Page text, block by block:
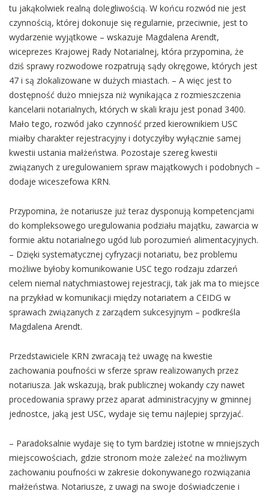
tu jakąkolwiek realną dolegliwością. W końcu rozwód nie jest
czynnością, której dokonuje się regularnie, przeciwnie, jest to
wydarzenie wyjątkowe – wskazuje Magdalena Arendt,
wiceprezes Krajowej Rady Notarialnej, która przypomina, że
dziś sprawy rozwodowe rozpatrują sądy okręgowe, których jest
47 i są zlokalizowane w dużych miastach. – A więc jest to
dostępność dużo mniejsza niż wynikająca z rozmieszczenia
kancelarii notarialnych, których w skali kraju jest ponad 3400.
Mało tego, rozwód jako czynność przed kierownikiem USC
miałby charakter rejestracyjny i dotyczyłby wyłącznie samej
kwestii ustania małżeństwa. Pozostaje szereg kwestii
związanych z uregulowaniem spraw majątkowych i podobnych –
dodaje wiceszefowa KRN.
Przypomina, że notariusze już teraz dysponują kompetencjami
do kompleksowego uregulowania podziału majątku, zawarcia w
formie aktu notarialnego ugód lub porozumień alimentacyjnych.
– Dzięki systematycznej cyfryzacji notariatu, bez problemu
możliwe byłoby komunikowanie USC tego rodzaju zdarzeń
celem niemal natychmiastowej rejestracji, tak jak ma to miejsce
na przykład w komunikacji między notariatem a CEIDG w
sprawach związanych z zarządem sukcesyjnym – podkreśla
Magdalena Arendt.
Przedstawiciele KRN zwracają też uwagę na kwestie
zachowania poufności w sferze spraw realizowanych przez
notariusza. Jak wskazują, brak publicznej wokandy czy nawet
procedowania sprawy przez aparat administracyjny w gminnej
jednostce, jaką jest USC, wydaje się temu najlepiej sprzyjać.
– Paradoksalnie wydaje się to tym bardziej istotne w mniejszych
miejscowościach, gdzie stronom może zależeć na możliwym
zachowaniu poufności w zakresie dokonywanego rozwiązania
małżeństwa. Notariusze, z uwagi na swoje doświadczenie i